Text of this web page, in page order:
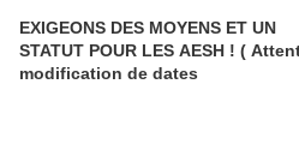
EXIGEONS DES MOYENS ET UN
STATUT POUR LES AESH ! ( Attention
modification de dates